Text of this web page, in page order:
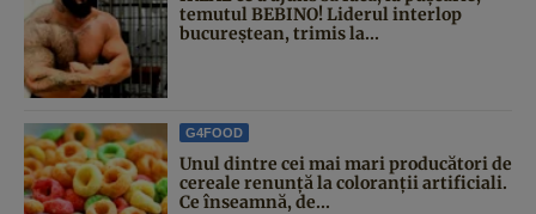
temutul BEBINO! Liderul interlop
bucureștean, trimis la...
G4FOOD
Unul dintre cei mai mari producători de
cereale renunță la coloranții artificiali.
Ce înseamnă, de...